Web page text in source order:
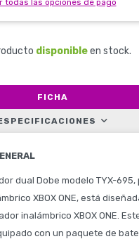
todas las opciones de pago
disponibleen stock.
FICHA
dual Dobe modelo TYX-695,
XBOX ONE, está
inalámbrico XBOX ONE.
con un paquete de
y Accesorios